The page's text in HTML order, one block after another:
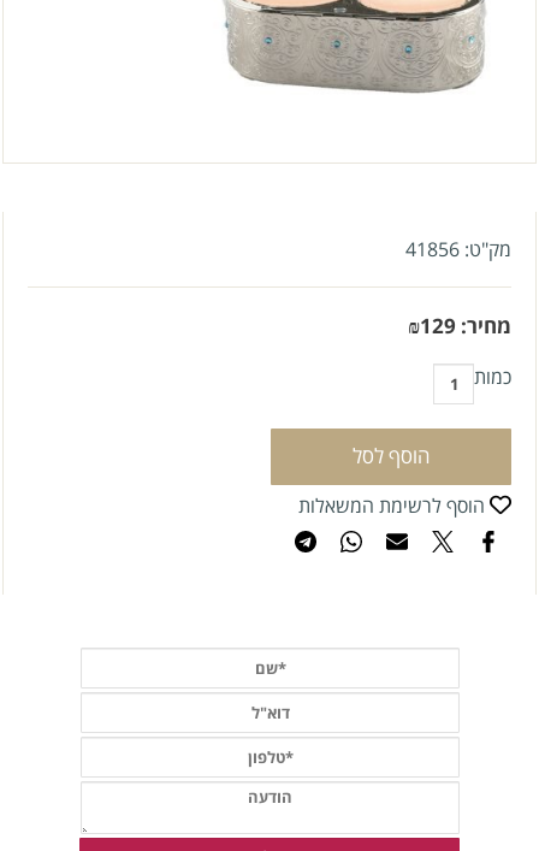
מק"ט: 41856
מחיר: ₪129
כמות
הוסף לסל
הוסף לרשימת המשאלות